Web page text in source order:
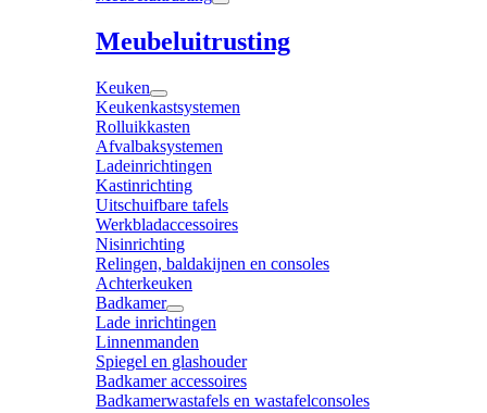
Meubeluitrusting
Keuken
Keukenkastsystemen
Rolluikkasten
Afvalbaksystemen
Ladeinrichtingen
Kastinrichting
Uitschuifbare tafels
Werkbladaccessoires
Nisinrichting
Relingen, baldakijnen en consoles
Achterkeuken
Badkamer
Lade inrichtingen
Linnenmanden
Spiegel en glashouder
Badkamer accessoires
Badkamerwastafels en wastafelconsoles